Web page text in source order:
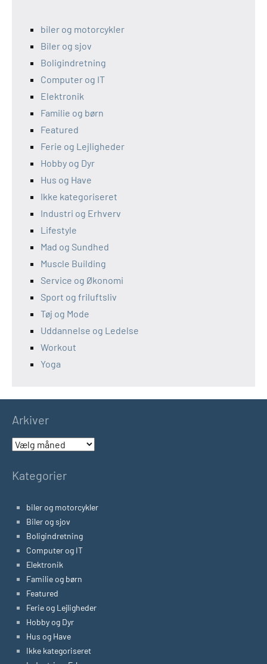
biler og motorcykler
Biler og sjov
Boligindretning
Computer og IT
Elektronik
Familie og børn
Featured
Ferie og Lejligheder
Hobby og Dyr
Hus og Have
Ikke kategoriseret
Industri og Erhverv
Lifestyle
Mad og Sundhed
Muscle Building
Service og Økonomi
Sport og friluftsliv
Tøj og Mode
Uddannelse og Ledelse
Workout
Yoga
Arkiver
Arkiver
Kategorier
biler og motorcykler
Biler og sjov
Boligindretning
Computer og IT
Elektronik
Familie og børn
Featured
Ferie og Lejligheder
Hobby og Dyr
Hus og Have
Ikke kategoriseret